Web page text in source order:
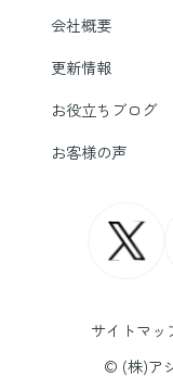
会社概要
更新情報
お役立ちブログ
お客様の声
サイトマッ
© (株)ア